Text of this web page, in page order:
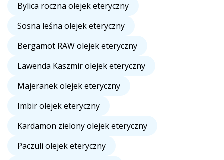
Bylica roczna olejek eteryczny
Sosna leśna olejek eteryczny
Bergamot RAW olejek eteryczny
Lawenda Kaszmir olejek eteryczny
Majeranek olejek eteryczny
Imbir olejek eteryczny
Kardamon zielony olejek eteryczny
Paczuli olejek eteryczny